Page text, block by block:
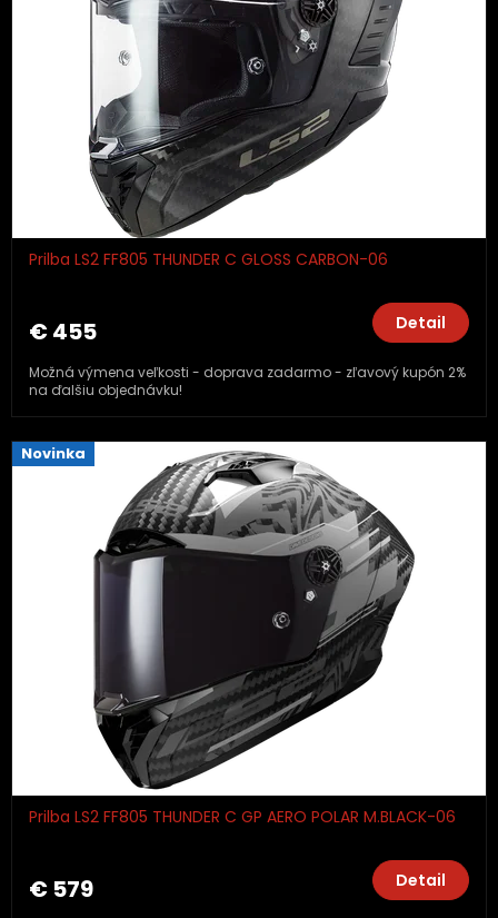
Prilba LS2 FF805 THUNDER C GLOSS CARBON-06
€ 455 Detail
Možná výmena veľkosti - doprava zadarmo - zľavový kupón 2%
na ďalšiu objednávku!
Novinka
Prilba LS2 FF805 THUNDER C GP AERO POLAR M.BLACK-06
€ 579 Detail